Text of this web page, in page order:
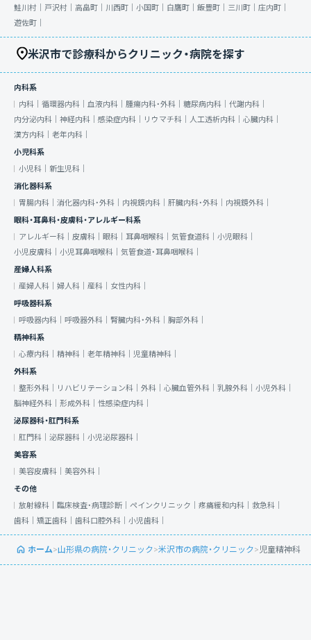
鮭川村｜ 戸沢村｜ 高畠町｜ 川西町｜ 小国町｜ 白鷹町｜ 飯豊町｜ 三川町｜ 庄内町｜
遊佐町｜
米沢市で診療科からクリニック・病院を探す
内科系
内科｜ 循環器内科｜ 血液内科｜ 腫瘍内科・外科｜ 糖尿病内科｜ 代謝内科｜
内分泌内科｜ 神経内科｜ 感染症内科｜ リウマチ科｜ 人工透析内科｜ 心臓内科｜
漢方内科｜ 老年内科｜
小児科系
小児科｜ 新生児科｜
消化器科系
胃腸内科｜ 消化器内科・外科｜ 内視鏡内科｜ 肝臓内科・外科｜ 内視鏡外科｜
眼科・耳鼻科・皮膚科・アレルギー科系
アレルギー科｜ 皮膚科｜ 眼科｜ 耳鼻咽喉科｜ 気管食道科｜ 小児眼科｜
小児皮膚科｜ 小児耳鼻咽喉科｜ 気管食道・耳鼻咽喉科｜
産婦人科系
産婦人科｜ 婦人科｜ 産科｜ 女性内科｜
呼吸器科系
呼吸器内科｜ 呼吸器外科｜ 腎臓内科・外科｜ 胸部外科｜
精神科系
心療内科｜ 精神科｜ 老年精神科｜ 児童精神科｜
外科系
整形外科｜
リハビリテーション科｜ 外科｜ 心臓血管外科｜ 乳腺外科｜ 小児外科｜
脳神経外科｜ 形成外科｜ 性感染症内科｜
泌尿器科・肛門科系
肛門科｜ 泌尿器科｜ 小児泌尿器科｜
美容系
美容皮膚科｜ 美容外科｜
その他
放射線科｜ 臨床検査・病理診断｜ ペインクリニック｜ 疼痛緩和内科｜ 救急科｜
歯科｜ 矯正歯科｜ 歯科口腔外科｜ 小児歯科｜
ホーム>山形県の病院・クリニック>米沢市の病院・クリニック> 児童精神科